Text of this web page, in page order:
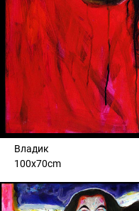
Владик
100x70cm